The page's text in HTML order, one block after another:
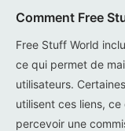
Comment Free
Free Stuff World
ce qui permet de
utilisateurs.
utilisent ces liens,
percevoir une